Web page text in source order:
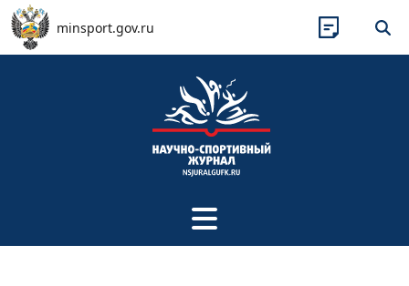
Перейти к основному содержанию
minsport.gov.ru